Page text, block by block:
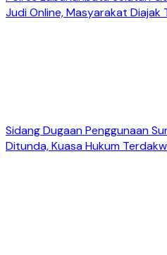
Judi Online, Masyarakat Diajak
Sidang Dugaan Penggunaan
Ditunda, Kuasa Hukum